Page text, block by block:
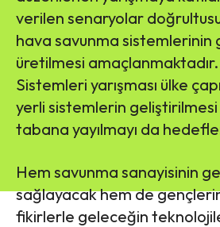
verilen senaryolar
hava savunma sistemlerinin
üretilmesi
Sistemleri yarışması ülke
yerli sistemlerin
tabana yayılmayı da
Hem savunma sanayisinin
sağlayacak hem de
fikirlerle geleceğin